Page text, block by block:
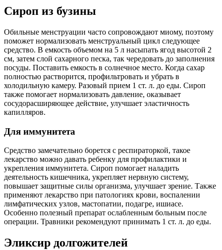
Сироп из бузины
Обильные менструации часто сопровождают миому, поэтому
поможет нормализовать менструальный цикл следующее
средство. В емкость объемом на 5 л насыпать ягод высотой 2
см, затем слой сахарного песка, так чередовать до заполнения
посуды. Поставить емкость в солнечное место. Когда сахар
полностью растворится, профильтровать и убрать в
холодильную камеру. Разовый прием 1 ст. л. до еды. Сироп
также помогает нормализовать давление, оказывает
сосудорасширяющее действие, улучшает эластичность
капилляров.
Для иммунитета
Средство замечательно борется с респираторкой, такое
лекарство можно давать ребенку для профилактики и
укрепления иммунитета. Сироп помогает наладить
деятельность кишечника, укрепляет нервную систему,
повышает защитные силы организма, улучшает зрение. Также
применяют лекарство при патологиях крови, воспалении
лимфатических узлов, мастопатии, подагре, ишиасе.
Особенно полезный препарат ослабленным больным после
операции. Травники рекомендуют принимать 1 ст. л. до еды.
Эликсир долгожителей